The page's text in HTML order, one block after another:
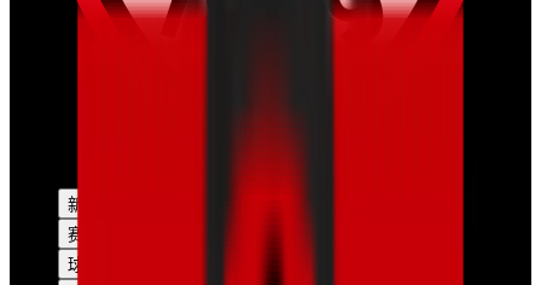
新闻
赛季
球队